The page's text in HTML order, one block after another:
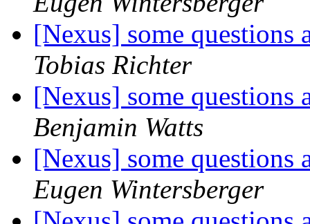
[Nexus] some
Tobias Richter
[Nexus] some
Benjamin Watts
[Nexus] some
Eugen Wintersberger